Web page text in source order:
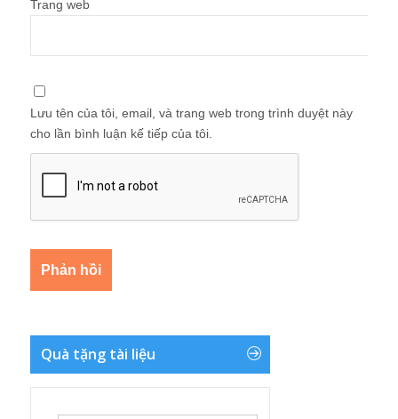
Trang web
Lưu tên của tôi, email, và trang web trong trình duyệt này
cho lần bình luận kế tiếp của tôi.
Quà tặng tài liệu